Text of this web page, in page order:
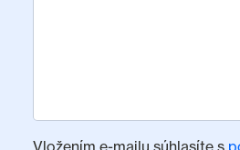
Vložením e-mailu súhlasíte s